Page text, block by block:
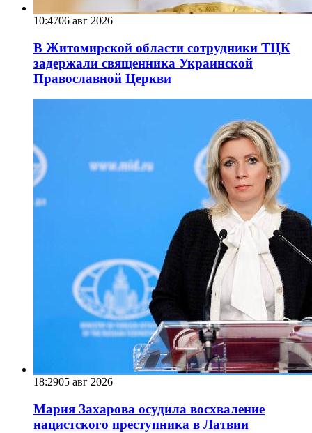
10:4706 авг 2026
В Житомирской области сотрудники ТЦК
задержали священника Украинской
Православной Церкви
18:2905 авг 2026
Мария Захарова осудила восхваление
нацистского преступника в Латвии